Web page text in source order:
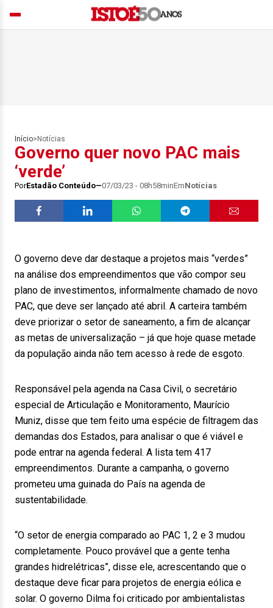
Início> Notícias
Governo quer novo PAC mais
‘verde’
PorEstadão Conteúdo 07/03/23 - 08h58minEmNotícias
O governo deve dar destaque a projetos mais “verdes”
na análise dos empreendimentos que vão compor seu
plano de investimentos, informalmente chamado de novo
PAC, que deve ser lançado até abril. A carteira também
deve priorizar o setor de saneamento, a fim de alcançar
as metas de universalização – já que hoje quase metade
da população ainda não tem acesso à rede de esgoto.
Responsável pela agenda na Casa Civil, o secretário
especial de Articulação e Monitoramento, Maurício
Muniz, disse que tem feito uma espécie de filtragem das
demandas dos Estados, para analisar o que é viável e
pode entrar na agenda federal. A lista tem 417
empreendimentos. Durante a campanha, o governo
prometeu uma guinada do País na agenda de
sustentabilidade.
“O setor de energia comparado ao PAC 1, 2 e 3 mudou
completamente. Pouco provável que a gente tenha
grandes hidrelétricas”, disse ele, acrescentando que o
destaque deve ficar para projetos de energia eólica e
solar. O governo Dilma foi criticado por ambientalistas